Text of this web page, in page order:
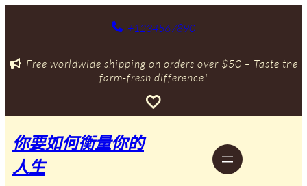
內
+1234567890
Free worldwide shipping on orders over $50 – Taste the
farm-fresh difference!
你要如何衡量你的
人生